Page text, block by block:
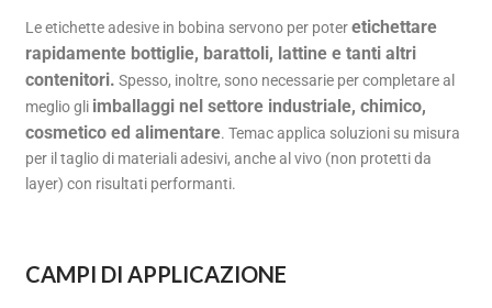
Le etichette adesive in bobina servono per poteretichettare
rapidamente bottiglie, barattoli, lattine e tanti altri
contenitori. Spesso, inoltre, sono necessarie per completare al
meglio gli imballaggi nel settore industriale, chimico,
cosmetico ed alimentare. Temac applica soluzioni su misura
per il taglio di materiali adesivi, anche al vivo (non protetti da
layer) con risultati performanti.
CAMPI DI APPLICAZIONE